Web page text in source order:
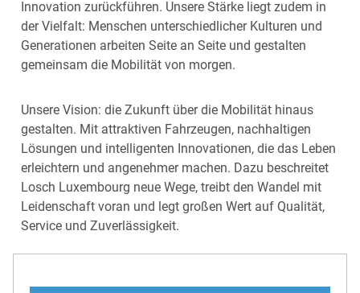
Innovation zurückführen. Unsere Stärke liegt zudem in
der Vielfalt: Menschen unterschiedlicher Kulturen und
Generationen arbeiten Seite an Seite und gestalten
gemeinsam die Mobilität von morgen.
Unsere Vision: die Zukunft über die Mobilität hinaus
gestalten. Mit attraktiven Fahrzeugen, nachhaltigen
Lösungen und intelligenten Innovationen, die das Leben
erleichtern und angenehmer machen. Dazu beschreitet
Losch Luxembourg neue Wege, treibt den Wandel mit
Leidenschaft voran und legt großen Wert auf Qualität,
Service und Zuverlässigkeit.